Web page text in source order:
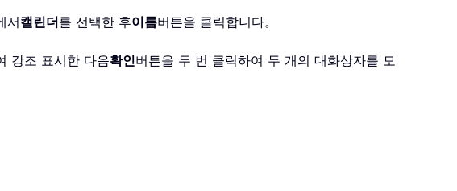
서캘린더를 선택한 후이름버튼을 클릭합니다。
강조 표시한 다음확인버튼을 두 번 클릭하여 두 개의 대화상자를 모